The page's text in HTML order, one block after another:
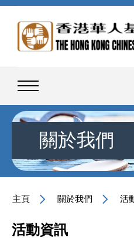
關於我們
主頁 關於我們 活
活動資訊